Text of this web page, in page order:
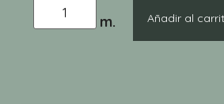
Añadir al